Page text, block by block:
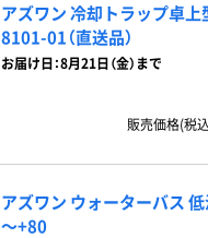
アズワン 冷却トラップ卓
8101-01（直送品）
お届け日：8月21日（金）まで
販売価格(税
アズワン ウォーターバス
～+80